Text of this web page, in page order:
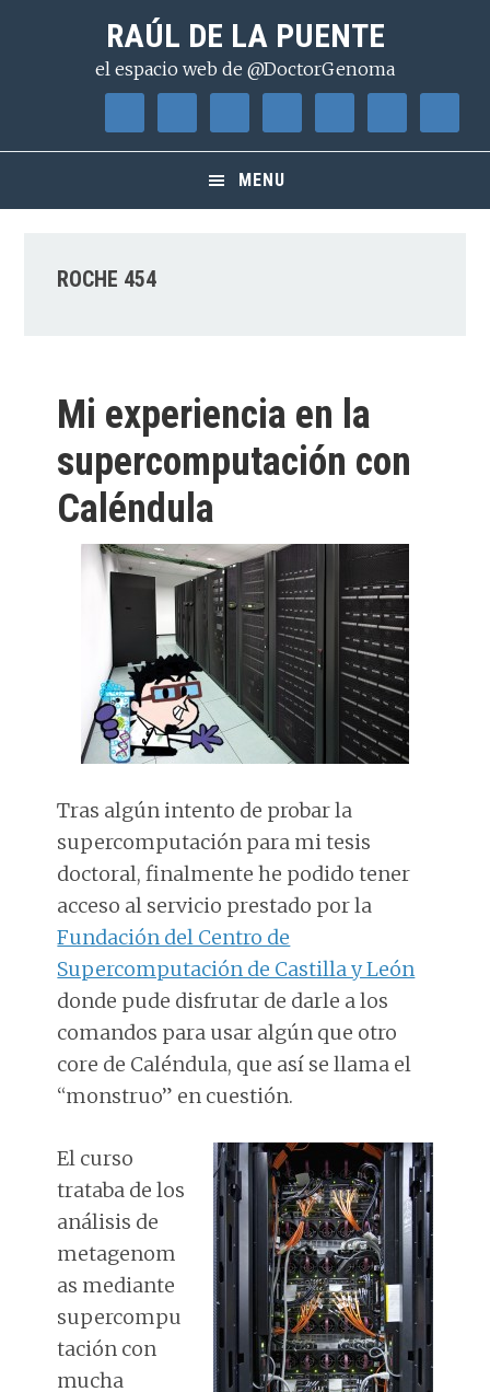
contenido
RAÚL DE LA PUENTE
el espacio web de @DoctorGenoma
MENU
ROCHE 454
Mi experiencia en la
supercomputación con
Caléndula
Tras algún intento de probar la
supercomputación para mi tesis
doctoral, finalmente he podido tener
acceso al servicio prestado por la
Fundación del Centro de
Supercomputación de Castilla y León
donde pude disfrutar de darle a los
comandos para usar algún que otro
core de Caléndula, que así se llama el
“monstruo” en cuestión.
El curso
trataba de los
análisis de
metagenom
as mediante
supercompu
tación con
mucha